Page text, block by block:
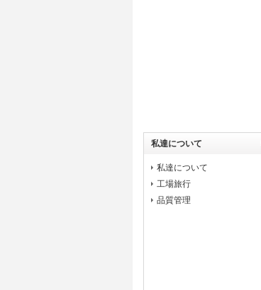
私達について
私達について
工場旅行
品質管理